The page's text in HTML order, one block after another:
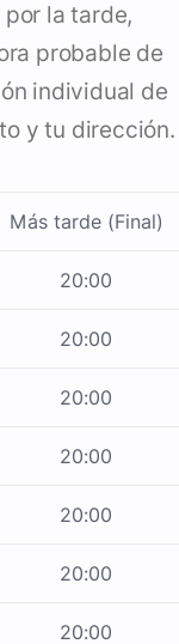
la tarde,
probable de
individual de
y tu dirección.
Más tarde (Final)
20:00
20:00
20:00
20:00
20:00
20:00
20:00